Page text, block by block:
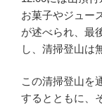
お菓子やジュー
が述べられ、最
し、清掃登山は
この清掃登山を
するとともに、